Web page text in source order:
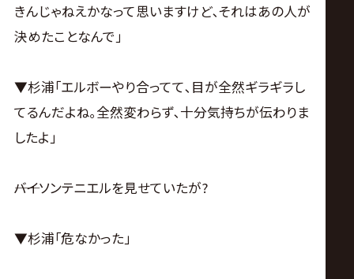
きんじゃねえかなって思いますけど､それはあの人が
決めたことなんで｣
▼杉浦｢エルボーやり合ってて､目が全然ギラギラし
てるんだよね｡全然変わらず､十分気持ちが伝わりま
したよ｣
――バイソンテニエルを見せていたが?
▼杉浦｢危なかった｣